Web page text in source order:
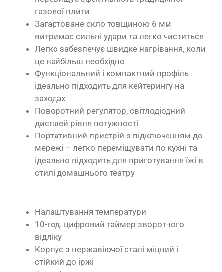
газової плити
Загартоване скло товщиною 6 мм
витримає сильні удари та легко чиститься
Легко забезпечує швидке нагрівання, коли
це найбільш необхідно
Функціональний і компактний профіль
ідеально підходить для кейтерингу на
заходах
Поворотний регулятор, світлодіодний
дисплей рівня потужності
Портативний пристрій з підключенням до
мережі – легко переміщувати по кухні та
ідеально підходить для приготування їжі в
стилі домашнього театру
Налаштування температури
10-год. цифровий таймер зворотного
відліку
Корпус з нержавіючої сталі міцний і
стійкий до іржі